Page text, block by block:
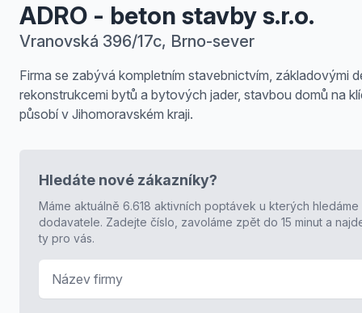
ADRO - beton stavby s.r.o.
Vranovská 396/17c, Brno-sever
Firma se zabývá kompletním stavebnictvím, základovými
rekonstrukcemi bytů a bytových jader, stavbou domů na
působí v Jihomoravském kraji.
Hledáte nové zákazníky?
Máme aktuálně 6.618 aktivních poptávek u kterých hledáme
dodavatele. Zadejte číslo, zavoláme zpět do 15 minut a
ty pro vás.